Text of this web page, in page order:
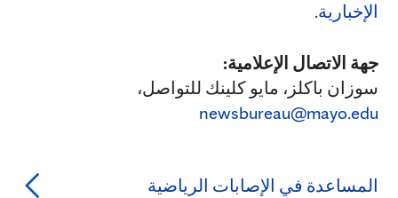
الإخبارية.
جهة الاتصال الإعلامية:
سوزان باكلز، مايو كلينك للتواصل،
newsbureau@mayo.edu
المساعدة في الإصابات الرياضية